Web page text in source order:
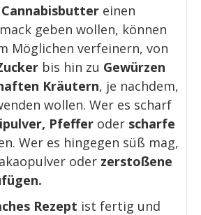
Cannabisbutter einen
geben wollen, können
Möglichen verfeinern, von
bis hin zu Gewürzen
Kräutern, je nachdem,
wollen. Wer es scharf
Pfeffer oder scharfe
Wer es hingegen süß mag,
oder zerstoßene
Rezept ist fertig und